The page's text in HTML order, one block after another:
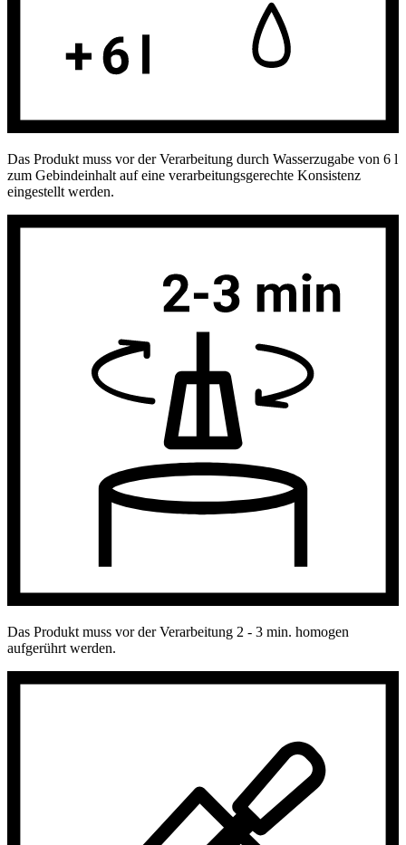
Das Produkt muss vor der Verarbeitung durch Wasserzugabe von 6 l
zum Gebindeinhalt auf eine verarbeitungsgerechte Konsistenz
eingestellt werden.
Das Produkt muss vor der Verarbeitung 2 - 3 min. homogen
aufgerührt werden.